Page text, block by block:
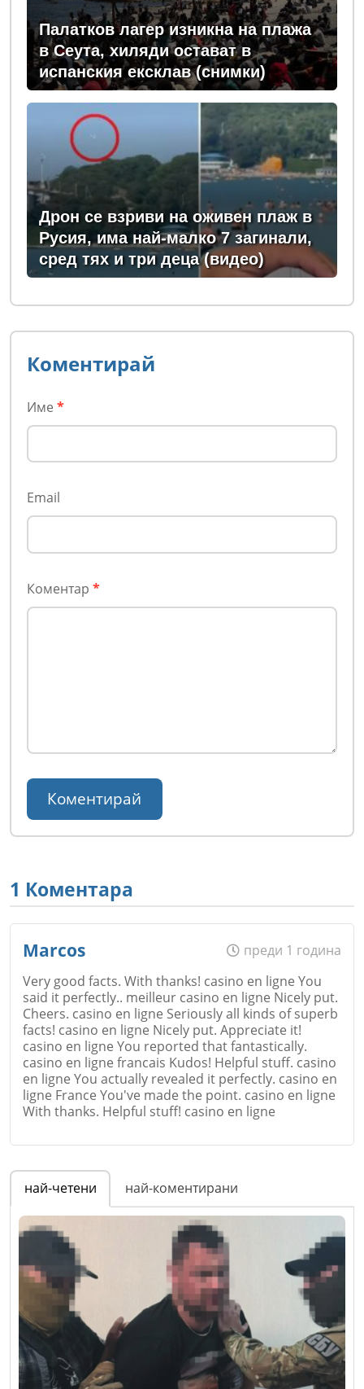
Палатков лагер изникна на плажа
в Сеута, хиляди остават в
испанския ексклав (снимки)
Дрон се взриви на оживен плаж в
Русия, има най-малко 7 загинали,
сред тях и три деца (видео)
Коментирай
Име *
Email
Коментар *
1 Коментара
Marcos
преди 1 година
Very good facts. With thanks! casino en ligne You
said it perfectly.. meilleur casino en ligne Nicely put.
Cheers. casino en ligne Seriously all kinds of superb
facts! casino en ligne Nicely put. Appreciate it!
casino en ligne You reported that fantastically.
casino en ligne francais Kudos! Helpful stuff. casino
en ligne You actually revealed it perfectly. casino en
ligne France You've made the point. casino en ligne
With thanks. Helpful stuff! casino en ligne
Име*
Коментар *
най-четени най-коментирани